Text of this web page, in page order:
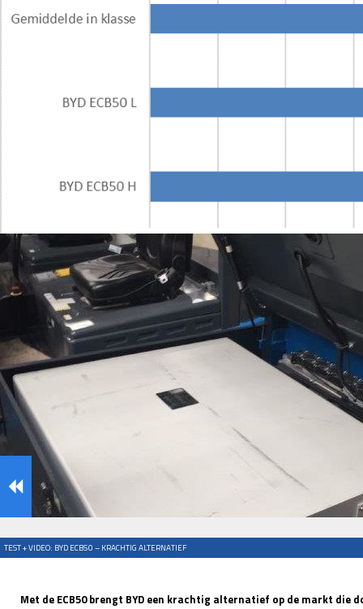
TEST + VIDEO: BYD ECB50 – KRACHTIG ALTERNATIEF
Met de ECB50 brengt BYD een krachtig alternatief op de markt die